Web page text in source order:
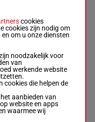
5
6
cookies
cookies zijn nodig om
om u onze diensten
noodzakelijk voor
van
werkende website
cookies die helpen de
aanbieden van
website en apps
waarmee wij